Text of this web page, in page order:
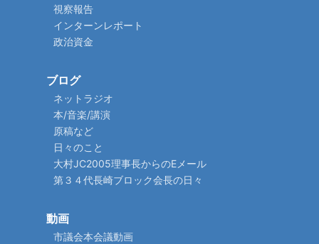
視察報告
インターンレポート
政治資金
ブログ
ネットラジオ
本/音楽/講演
原稿など
日々のこと
大村JC2005理事長からのEメール
第３４代長崎ブロック会長の日々
動画
市議会本会議動画